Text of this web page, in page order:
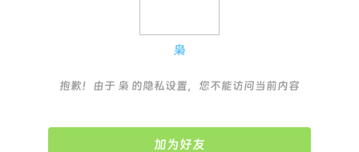
枭
抱歉！由于 枭 的隐私设置，您不能访问当前内容
加为好友